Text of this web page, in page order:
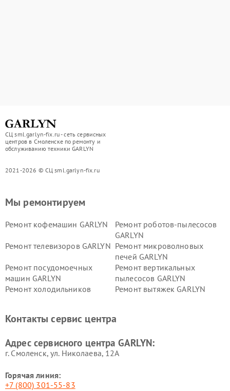
СЦ sml.garlyn-fix.ru - сеть сервисных
центров в Смоленске по ремонту и
обслуживанию техники GARLYN
2021-2026 © СЦ sml.garlyn-fix.ru
Мы ремонтируем
Ремонт кофемашин GARLYN
Ремонт роботов-пылесосов
GARLYN
Ремонт телевизоров GARLYN Ремонт микроволновых
печей GARLYN
Ремонт посудомоечных
машин GARLYN
Ремонт вертикальных
пылесосов GARLYN
Ремонт холодильников
Ремонт вытяжек GARLYN
стеклоочистителей GARLYN
GARLYN
GARLYN
Контакты сервис центра
Адрес сервисного центра GARLYN:
г. Смоленск, ул. Николаева, 12А
Горячая линия:
+7 (800) 301-55-83